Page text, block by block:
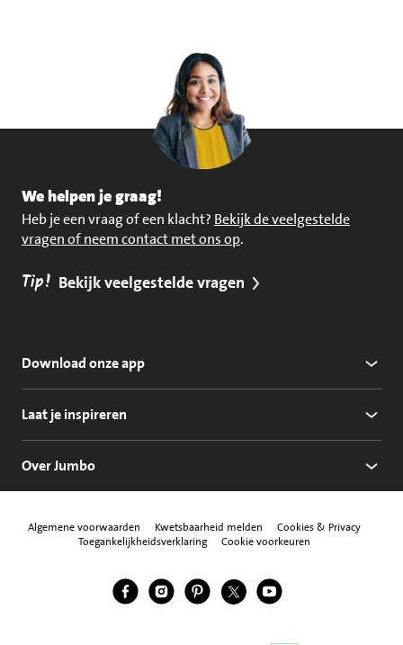
We helpen je graag!
Heb je een vraag of een klacht? Bekijk de veelgestelde
vragen of neem contact met ons op.
Tip! Bekijk veelgestelde vragen
Download onze app
Laat je inspireren
Over Jumbo
Algemene voorwaarden Kwetsbaarheid melden
Cookies & Privacy
Toegankelijkheidsverklaring
Cookie voorkeuren
Volg ons
Jumbo Facebook
Jumbo Instagram
Jumbo Pinterest
Jumbo Twitter
Jumbo YouTube